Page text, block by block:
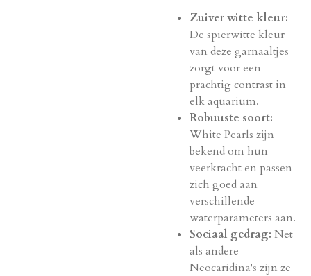
Zuiver witte kleur:
De spierwitte kleur
van deze garnaaltjes
zorgt voor een
prachtig contrast in
elk aquarium.
Robuuste soort:
White Pearls zijn
bekend om hun
veerkracht en passen
zich goed aan
verschillende
waterparameters aan.
Sociaal gedrag: Net
als andere
Neocaridina's zijn ze